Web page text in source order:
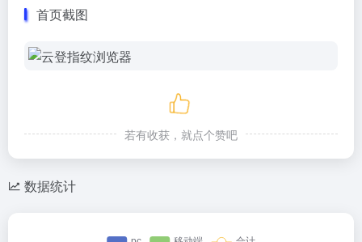
首页截图
若有收获，就点个赞吧
数据统计